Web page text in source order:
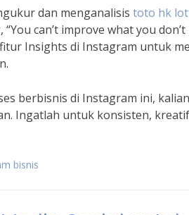
dan menganalisis toto hk
can’t improve what you
fitur Insights di Instagram untuk
berbisnis di Instagram ini,
Ingatlah untuk konsisten,
bisnis